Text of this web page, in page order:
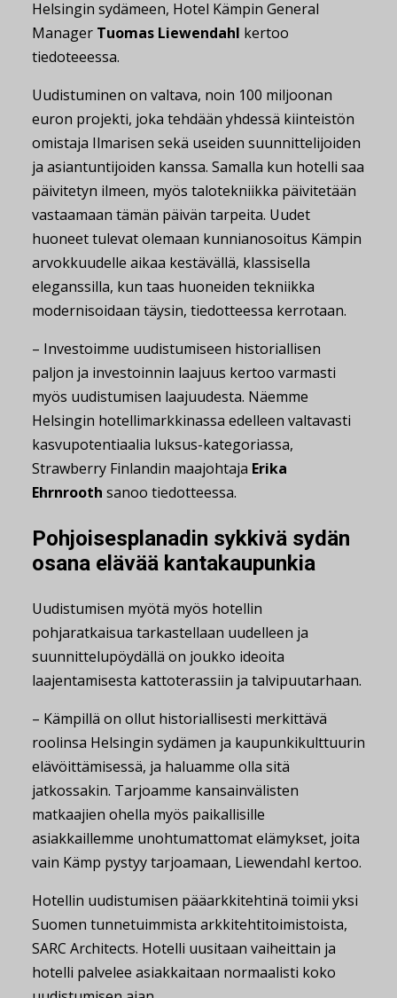
Helsingin sydämeen, Hotel Kämpin General
Manager Tuomas Liewendahl kertoo
tiedoteeessa.
Uudistuminen on valtava, noin 100 miljoonan
euron projekti, joka tehdään yhdessä kiinteistön
omistaja Ilmarisen sekä useiden suunnittelijoiden
ja asiantuntijoiden kanssa. Samalla kun hotelli saa
päivitetyn ilmeen, myös talotekniikka päivitetään
vastaamaan tämän päivän tarpeita. Uudet
huoneet tulevat olemaan kunnianosoitus Kämpin
arvokkuudelle aikaa kestävällä, klassisella
eleganssilla, kun taas huoneiden tekniikka
modernisoidaan täysin, tiedotteessa kerrotaan.
– Investoimme uudistumiseen historiallisen
paljon ja investoinnin laajuus kertoo varmasti
myös uudistumisen laajuudesta. Näemme
Helsingin hotellimarkkinassa edelleen valtavasti
kasvupotentiaalia luksus-kategoriassa,
Strawberry Finlandin maajohtaja Erika
Ehrnrooth sanoo tiedotteessa.
Pohjoisesplanadin sykkivä sydän
osana elävää kantakaupunkia
Uudistumisen myötä myös hotellin
pohjaratkaisua tarkastellaan uudelleen ja
suunnittelupöydällä on joukko ideoita
laajentamisesta kattoterassiin ja talvipuutarhaan.
– Kämpillä on ollut historiallisesti merkittävä
roolinsa Helsingin sydämen ja kaupunkikulttuurin
elävöittämisessä, ja haluamme olla sitä
jatkossakin. Tarjoamme kansainvälisten
matkaajien ohella myös paikallisille
asiakkaillemme unohtumattomat elämykset, joita
vain Kämp pystyy tarjoamaan, Liewendahl kertoo.
Hotellin uudistumisen pääarkkitehtinä toimii yksi
Suomen tunnetuimmista arkkitehtitoimistoista,
SARC Architects. Hotelli uusitaan vaiheittain ja
hotelli palvelee asiakkaitaan normaalisti koko